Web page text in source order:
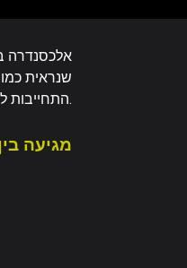
אלכסנדרה
שנראית
התחייבות לתמונות אמיתיות ב-100%, מה שאתה רואה זה מה שאתה מקבל.
מגיעה